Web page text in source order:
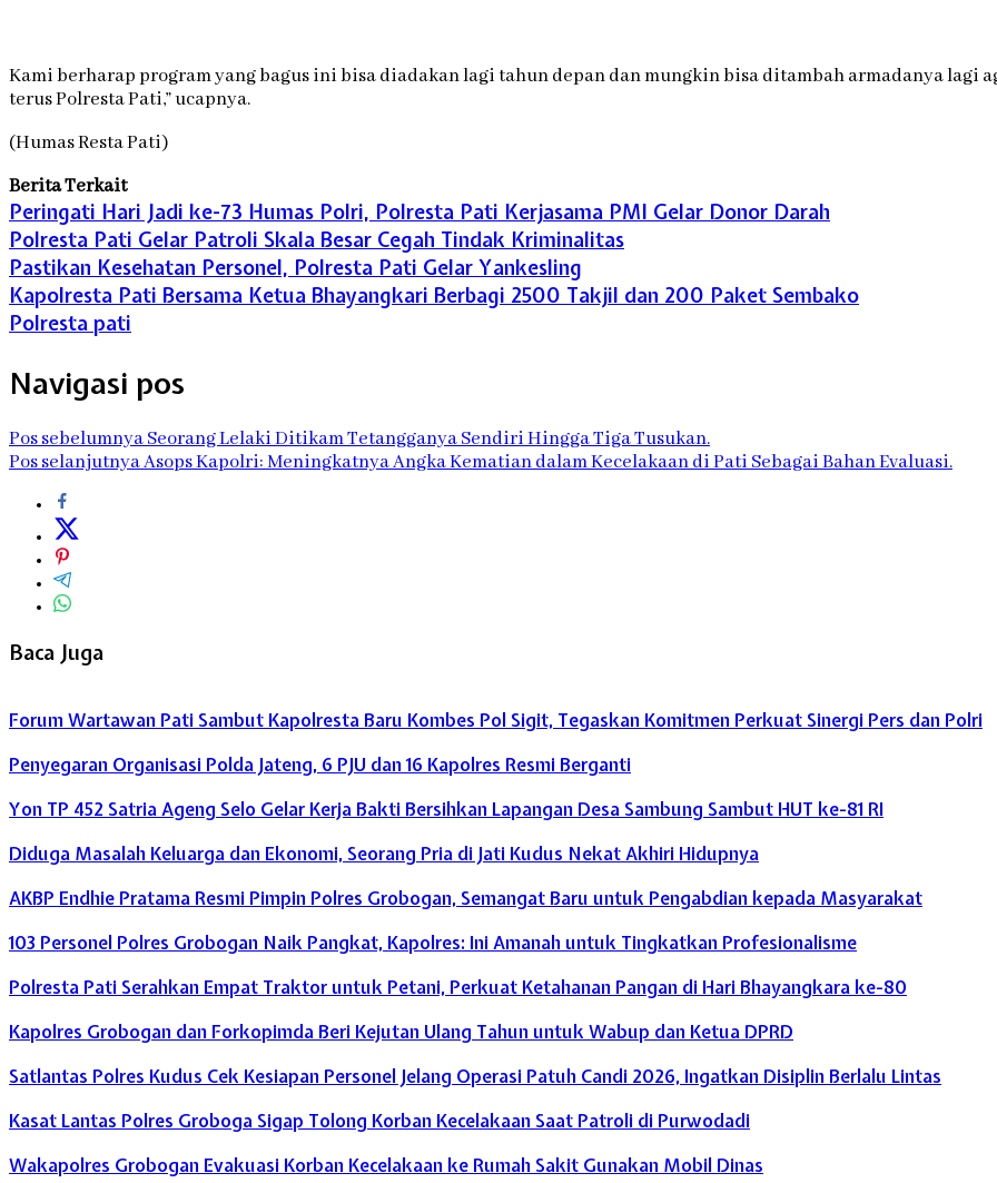
Kami berharap program yang bagus ini bisa diadakan lagi tahun depan dan mungkin bisa ditambah armadanya lagi
terus Polresta Pati,” ucapnya.
(Humas Resta Pati)
Berita Terkait
Peringati Hari Jadi ke-73 Humas Polri, Polresta Pati Kerjasama PMI Gelar Donor Darah
Polresta Pati Gelar Patroli Skala Besar Cegah Tindak Kriminalitas
Pastikan Kesehatan Personel, Polresta Pati Gelar Yankesling
Kapolresta Pati Bersama Ketua Bhayangkari Berbagi 2500 Takjil dan 200 Paket Sembako
Polresta pati
Navigasi pos
Pos sebelumnyaSeorang Lelaki Ditikam Tetangganya Sendiri Hingga Tiga Tusukan.
Pos selanjutnyaAsops Kapolri: Meningkatnya Angka Kematian dalam Kecelakaan di Pati Sebagai Bahan Evaluasi.
Baca Juga
Forum Wartawan Pati Sambut Kapolresta Baru Kombes Pol Sigit, Tegaskan Komitmen Perkuat Sinergi Pers dan Polri
Penyegaran Organisasi Polda Jateng, 6 PJU dan 16 Kapolres Resmi Berganti
Yon TP 452 Satria Ageng Selo Gelar Kerja Bakti Bersihkan Lapangan Desa Sambung Sambut HUT ke-81 RI
Diduga Masalah Keluarga dan Ekonomi, Seorang Pria di Jati Kudus Nekat Akhiri Hidupnya
AKBP Endhie Pratama Resmi Pimpin Polres Grobogan, Semangat Baru untuk Pengabdian kepada Masyarakat
103 Personel Polres Grobogan Naik Pangkat, Kapolres: Ini Amanah untuk Tingkatkan Profesionalisme
Polresta Pati Serahkan Empat Traktor untuk Petani, Perkuat Ketahanan Pangan di Hari Bhayangkara ke-80
Kapolres Grobogan dan Forkopimda Beri Kejutan Ulang Tahun untuk Wabup dan Ketua DPRD
Satlantas Polres Kudus Cek Kesiapan Personel Jelang Operasi Patuh Candi 2026, Ingatkan Disiplin Berlalu Lintas
Kasat Lantas Polres Groboga Sigap Tolong Korban Kecelakaan Saat Patroli di Purwodadi
Wakapolres Grobogan Evakuasi Korban Kecelakaan ke Rumah Sakit Gunakan Mobil Dinas